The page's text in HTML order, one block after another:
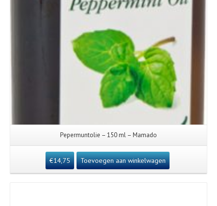
Pepermuntolie – 150 ml – Mamado
€14,75 Toevoegen aan winkelwagen